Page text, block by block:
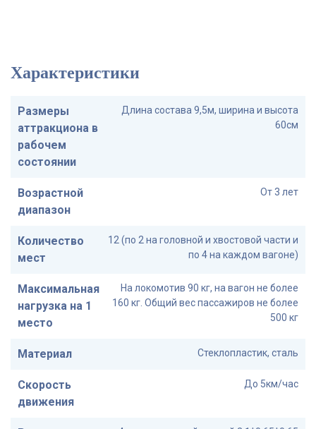
Характеристики
Размеры
аттракциона в
рабочем
состоянии
Длина состава 9,5м, ширина и высота
60см
Возрастной
диапазон
От 3 лет
Количество
мест
12 (по 2 на головной и хвостовой части и
по 4 на каждом вагоне)
Максимальная
нагрузка на 1
место
На локомотив 90 кг, на вагон не более
160 кг. Общий вес пассажиров не более
500 кг
Материал Стеклопластик, сталь
Скорость
движения
До 5км/час